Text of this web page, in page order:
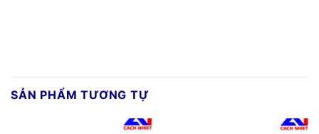
SẢN PHẨM TƯƠNG TỰ